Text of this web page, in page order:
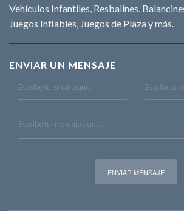
Vehículos Infantiles, Resbalines,
Juegos Inflables, Juegos de Plaza y más.
ENVIAR UN MENSAJE